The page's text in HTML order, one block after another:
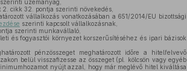
üzemanyag,
cikk 32. pontja szerinti növekedés,
vállalkozás vonatkozásában a 651/2014/EU bizottsági
szerinti kapcsolt vállalkozásnak,
szerinti munkavállaló,
és fogyasztói környezet korszerűsítéséhez és ipari bázisok
pénzösszeget meghatározott időre a hitelfelvevő
belül visszafizesse az összeget (pl. kölcsön vagy egyéb
nyújt azzal, hogy már meglévő hitel kiváltása